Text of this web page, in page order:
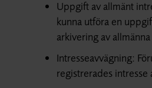
Uppgift av allmänt
kunna utföra en
arkivering av
Intresseavvägning:
registrerades